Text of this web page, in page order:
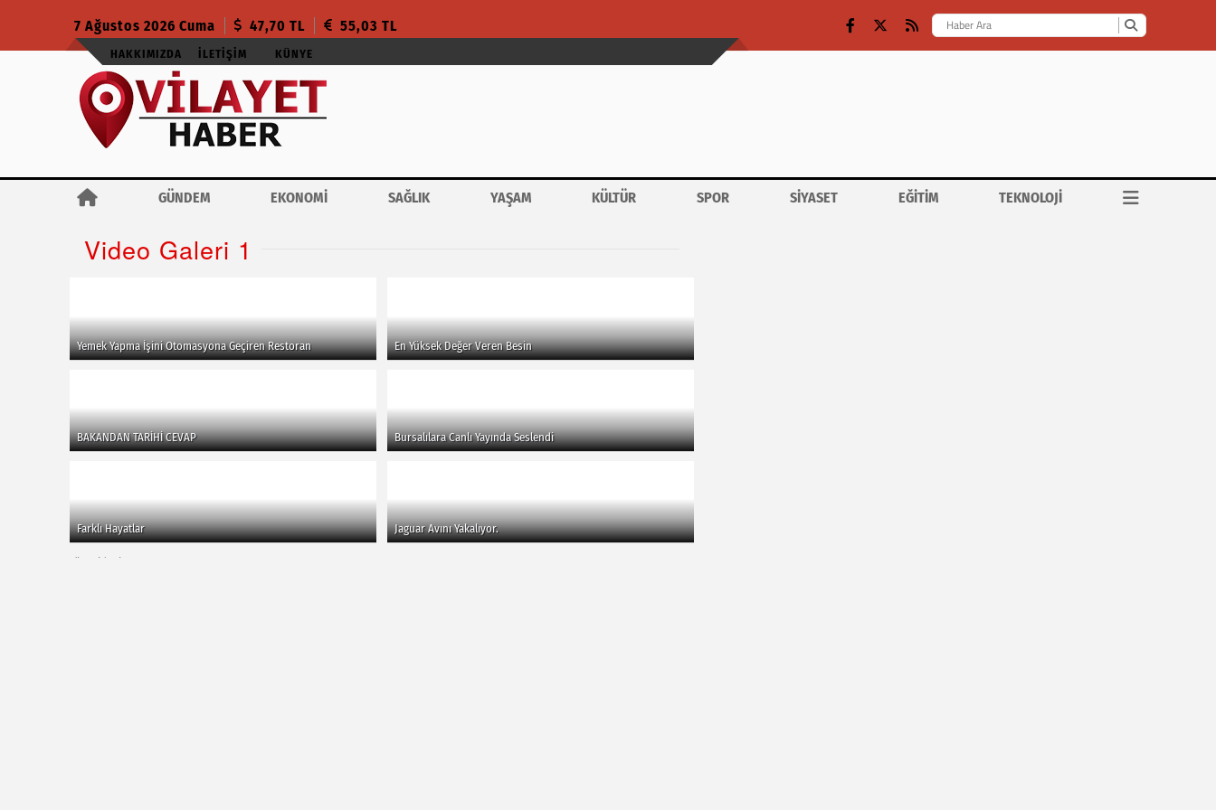
7 Ağustos 2026 Cuma 47,70 TL 55,03 TL
HAKKIMIZDA İLETIŞIM KÜNYE
GÜNDEM EKONOMİ SAĞLIK YAŞAM KÜLTÜR SPOR SİYASET EĞİTİM TEKNOLOJİ
Video Galeri 1
Yemek Yapma İşini Otomasyona Geçiren Restoran En Yüksek Değer Veren Besin
BAKANDAN TARİHİ CEVAP Bursalılara Canlı Yayında Seslendi
Farklı Hayatlar Jaguar Avını Yakalıyor.
Tüm videolar...